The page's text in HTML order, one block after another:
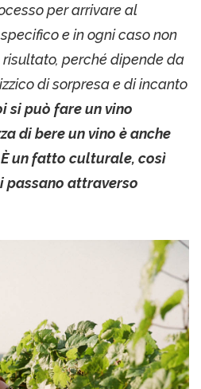
per arrivare al
e in ogni caso non
perché dipende da
di sorpresa e di incanto
si può fare un vino
di bere un vino è anche
un fatto culturale, così
passano attraverso